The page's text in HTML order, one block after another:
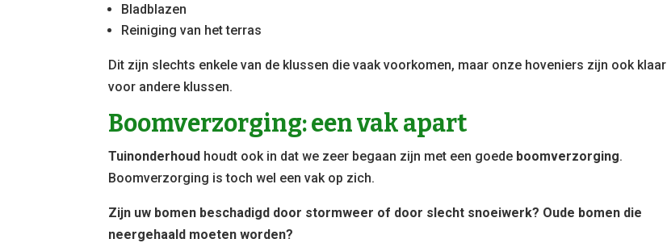
Bladblazen
Reiniging van het terras
Dit zijn slechts enkele van de klussen die vaak voorkomen, maar onze hoveniers zijn ook klaar
voor andere klussen.
Boomverzorging: een vak apart
Tuinonderhoud houdt ook in dat we zeer begaan zijn met een goede boomverzorging.
Boomverzorging is toch wel een vak op zich.
Zijn uw bomen beschadigd door stormweer of door slecht snoeiwerk? Oude bomen die
neergehaald moeten worden?